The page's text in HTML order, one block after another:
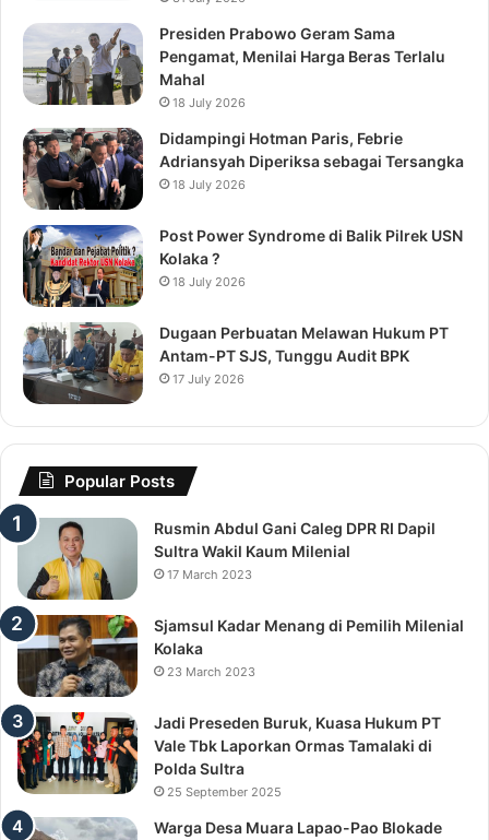
Presiden Prabowo Geram Sama
Pengamat, Menilai Harga Beras Terlalu
Mahal
18 July 2026
Didampingi Hotman Paris, Febrie
Adriansyah Diperiksa sebagai Tersangka
18 July 2026
Post Power Syndrome di Balik Pilrek USN
Kolaka ?
18 July 2026
Dugaan Perbuatan Melawan Hukum PT
Antam-PT SJS, Tunggu Audit BPK
17 July 2026
Popular Posts
Rusmin Abdul Gani Caleg DPR RI Dapil
Sultra Wakil Kaum Milenial
17 March 2023
Sjamsul Kadar Menang di Pemilih Milenial
Kolaka
23 March 2023
Jadi Preseden Buruk, Kuasa Hukum PT
Vale Tbk Laporkan Ormas Tamalaki di
Polda Sultra
25 September 2025
Warga Desa Muara Lapao-Pao Blokade